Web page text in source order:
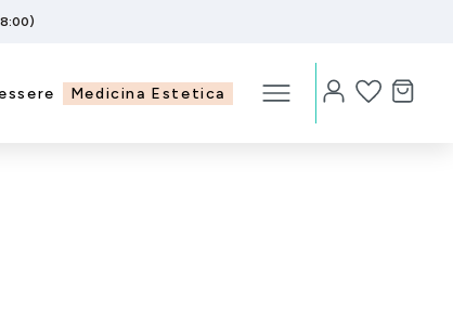
Medicina Estetica